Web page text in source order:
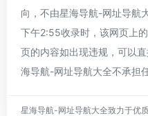
向，不由星海导航-网址导航
下午2:55收录时，该网页上
页的内容如出现违规，可以
海导航-网址导航大全不承担
星海导航-网址导航大全致力于优